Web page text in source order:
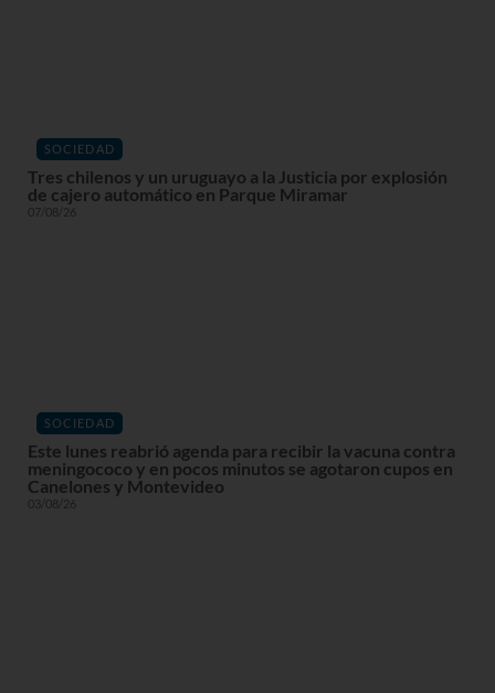
SOCIEDAD
Tres chilenos y un uruguayo a la Justicia por explosión
de cajero automático en Parque Miramar
07/08/26
SOCIEDAD
Este lunes reabrió agenda para recibir la vacuna contra
meningococo y en pocos minutos se agotaron cupos en
Canelones y Montevideo
03/08/26